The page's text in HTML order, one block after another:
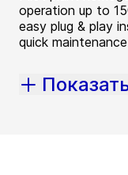
operation up to
easy plug & play
quick